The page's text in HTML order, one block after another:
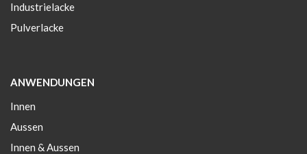
Industrielacke
Pulverlacke
ANWENDUNGEN
Innen
Aussen
Innen & Aussen